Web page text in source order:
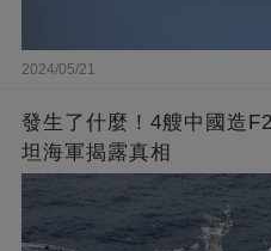
2024/05/21
發生了什麼！4艘中國造
坦海軍揭露真相